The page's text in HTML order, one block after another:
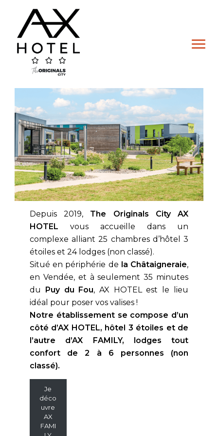
content
Hôtel
Chambre Double
Chambre Lits Jumeaux
Chambre Familiale
Chambre Accès PMR
Activités Aux Alentours
FAQ
Contact
Nos Services
Restaurant Et Petit-Déjeuner
Depuis 2019, The Originals City AX
HOTEL vous accueille dans un
complexe alliant 25 chambres d’hôtel 3
étoiles et 24 lodges (non classé).
Situé en périphérie de la Châtaigneraie,
en Vendée, et à seulement 35 minutes
du Puy du Fou, AX HOTEL est le lieu
idéal pour poser vos valises !
Notre établissement se compose d’un
côté d’AX HOTEL, hôtel 3 étoiles et de
l’autre d’AX FAMILY, lodges tout
confort de 2 à 6 personnes (non
classé).
Je
déco
uvre
AX
FAMI